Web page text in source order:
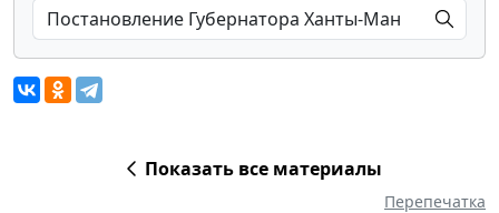
Показать все материалы
Перепечатка